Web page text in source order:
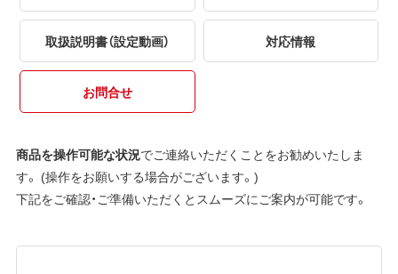
取扱説明書（設定動画） 対応情報
お問合せ
商品を操作可能な状況でご連絡いただくことをお勧めいたしま
す。 (操作をお願いする場合がございます。)
下記をご確認・ご準備いただくとスムーズにご案内が可能です。